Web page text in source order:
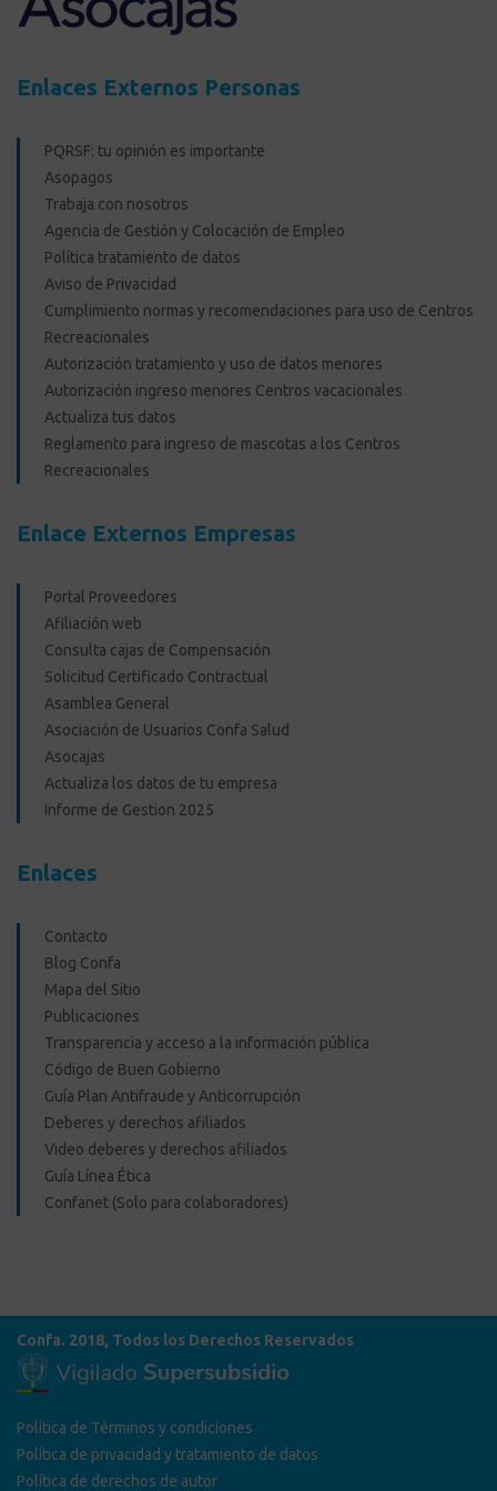
Enlaces Externos Personas
PQRSF: tu opinión es importante
Asopagos
Trabaja con nosotros
Agencia de Gestión y Colocación de Empleo
Política tratamiento de datos
Aviso de Privacidad
Cumplimiento normas y recomendaciones para uso de Centros
Recreacionales
Autorización tratamiento y uso de datos menores
Autorización ingreso menores Centros vacacionales
Actualiza tus datos
Reglamento para ingreso de mascotas a los Centros
Recreacionales
Enlace Externos Empresas
Portal Proveedores
Afiliación web
Consulta cajas de Compensación
Solicitud Certificado Contractual
Asamblea General
Asociación de Usuarios Confa Salud
Asocajas
Actualiza los datos de tu empresa
Informe de Gestion 2025
Enlaces
Contacto
Blog Confa
Mapa del Sitio
Publicaciones
Transparencia y acceso a la información pública
Código de Buen Gobierno
Guía Plan Antifraude y Anticorrupción
Deberes y derechos afiliados
Video deberes y derechos afiliados
Guía Línea Ética
Confanet (Solo para colaboradores)
Confa. 2018, Todos los Derechos Reservados
Política de Términos y condiciones
Política de privacidad y tratamiento de datos
Política de derechos de autor